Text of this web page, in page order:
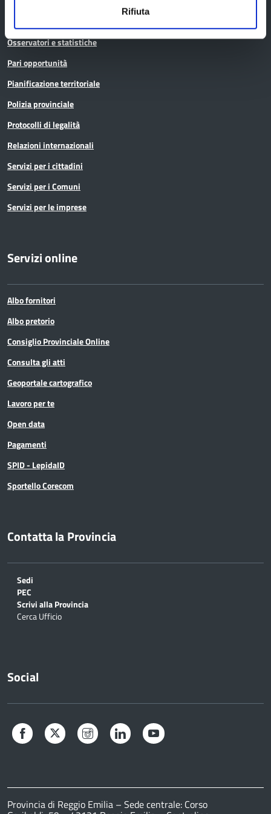
Rifiuta
Osservatori e statistiche
Pari opportunità
Pianificazione territoriale
Polizia provinciale
Protocolli di legalità
Relazioni internazionali
Servizi per i cittadini
Servizi per i Comuni
Servizi per le imprese
Servizi online
Albo fornitori
Albo pretorio
Consiglio Provinciale Online
Consulta gli atti
Geoportale cartografico
Lavoro per te
Open data
Pagamenti
SPID - LepidaID
Sportello Corecom
Contatta la Provincia
Sedi
PEC
Scrivi alla Provincia
Cerca Ufficio
Social
Facebook Twitter Instagram LinkedIn
Provincia di Reggio Emilia – Sede centrale: Corso